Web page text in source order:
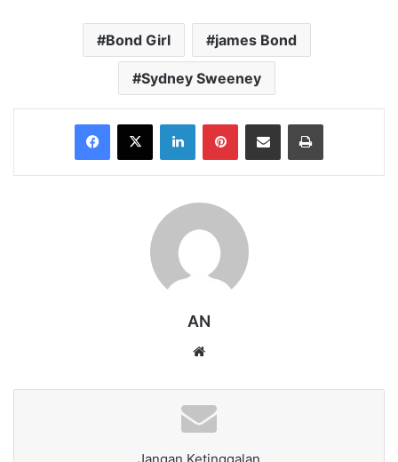
Bond Girl james Bond
Sydney Sweeney
Facebook
X LinkedInPinterestShare via Email Print
AN
Jangan Ketinggalan